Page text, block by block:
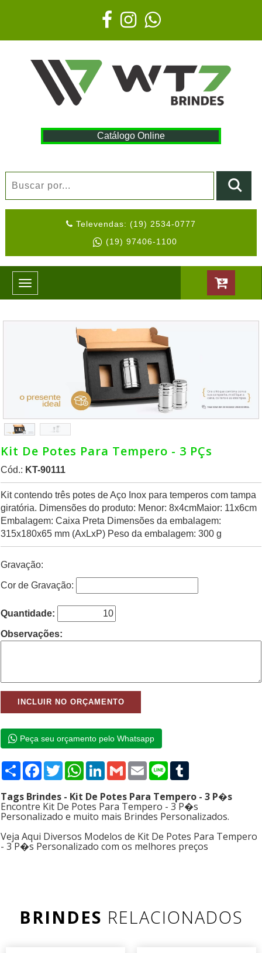
Catálogo Online
Televendas: (19) 2534-0777
(19) 97406-1100
Toggle
navigation
Kit De Potes Para Tempero - 3 PÇs
Cód.: KT-90111
Kit contendo três potes de Aço Inox para temperos com tampa
giratória. Dimensões do produto: Menor: 8x4cmMaior: 11x6cm
Embalagem: Caixa Preta Dimensões da embalagem:
315x180x65 mm (AxLxP) Peso da embalagem: 300 g
Gravação:
Cor de Gravação:
Quantidade:
Observações:
Peça seu orçamento pelo Whatsapp
Compartilhar
Facebook
TwitterWhatsApp
LinkedIn
GmailEmailLine
Tags Brindes - Kit De Potes Para Tempero - 3 P�s
Encontre Kit De Potes Para Tempero - 3 P�s
Personalizado e muito mais Brindes Personalizados.
Veja Aqui Diversos Modelos de Kit De Potes Para Tempero
- 3 P�s Personalizado com os melhores preços
BRINDES RELACIONADOS